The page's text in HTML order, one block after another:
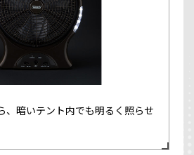
、暗いテント内でも明るく照らせ